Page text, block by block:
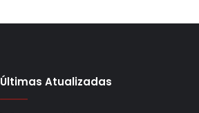
Últimas Atualizadas